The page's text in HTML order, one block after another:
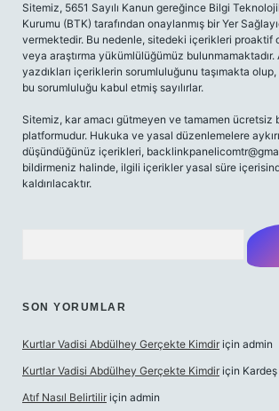
Sitemiz, 5651 Sayılı Kanun gereğince Bilgi
Kurumu (BTK) tarafından onaylanmış bir Yer
vermektedir. Bu nedenle, sitedeki içerikleri proaktif
veya araştırma yükümlülüğümüz
yazdıkları içeriklerin sorumluluğunu taşımakta
bu sorumluluğu kabul etmiş sayılırlar.
Sitemiz, kar amacı gütmeyen ve tamamen ücretsiz
platformudur. Hukuka ve yasal düzenlemelere
düşündüğünüz içerikleri,
bildirmeniz halinde, ilgili içerikler yasal süre
kaldırılacaktır.
SON YORUMLAR
Kurtlar Vadisi Abdülhey Gerçekte Kimdir için admin
Kurtlar Vadisi Abdülhey Gerçekte Kimdir için Kardeş
Atıf Nasıl Belirtilir için admin